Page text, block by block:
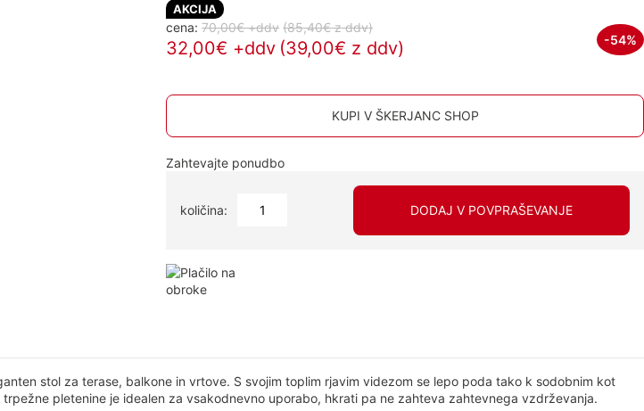
AKCIJA
cena:70,00€ +ddv (85,40€z ddv)
32,00€ +ddv (39,00€ z ddv) -54%
KUPI V ŠKERJANC SHOP
Zahtevajte ponudbo
količina: DODAJ V POVPRAŠEVANJE
stol za terase, balkone in vrtove. S svojim toplim rjavim videzom se lepo poda tako k sodobnim kot
pletenine je idealen za vsakodnevno uporabo, hkrati pa ne zahteva zahtevnega vzdrževanja.